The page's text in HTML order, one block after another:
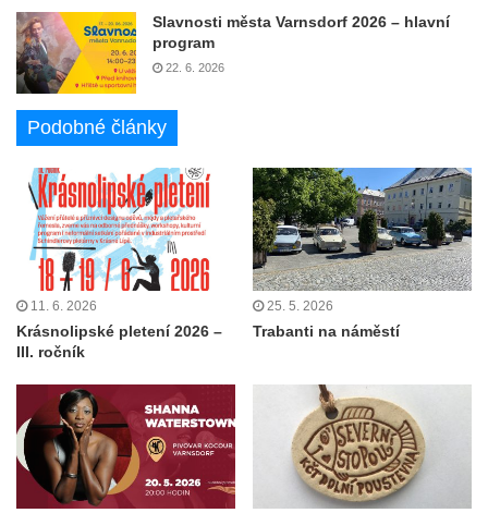
Slavnosti města Varnsdorf 2026 – hlavní
program
22. 6. 2026
Podobné články
11. 6. 2026
Krásnolipské pletení 2026 –
III. ročník
25. 5. 2026
Trabanti na náměstí